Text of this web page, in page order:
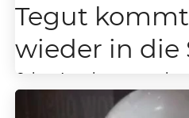
Tegut
wieder in die
Cyber-Attacke verursacht
Nachdem sich die Hacker-